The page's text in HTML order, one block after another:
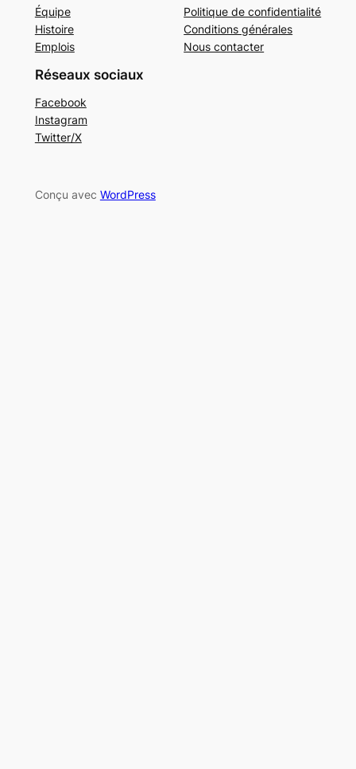
Équipe
Histoire
Emplois
Politique de confidentialité
Conditions générales
Nous contacter
Réseaux sociaux
Facebook
Instagram
Twitter/X
Conçu avec WordPress